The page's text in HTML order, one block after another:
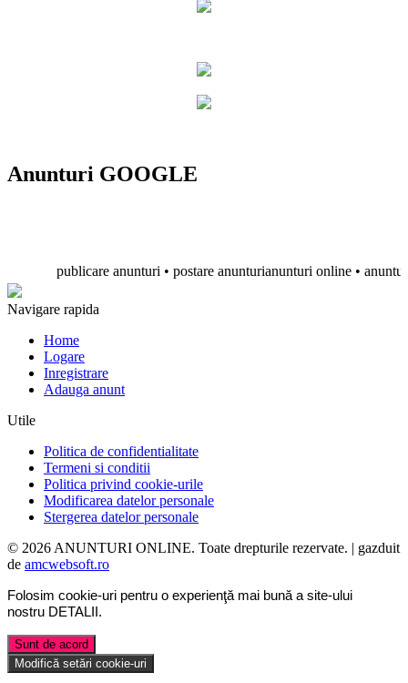
Anunturi GOOGLE
publicare anunturi • postare anunturianunturi online •
Navigare rapida
Home
Logare
Inregistrare
Adauga anunt
Utile
Politica de confidentialitate
Termeni si conditii
Politica privind cookie-urile
Modificarea datelor personale
Stergerea datelor personale
© 2026 ANUNTURI ONLINE. Toate drepturile rezervate. | gazduit
de amcwebsoft.ro
Folosim cookie-uri pentru o experienţă mai bună a site-ului
nostru DETALII .
Sunt de acord
Modifică setări cookie-uri